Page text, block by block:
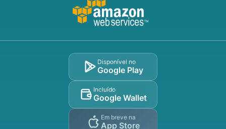
Disponível no
Google Play
Incluído
Google Wallet
Em breve na
App Store